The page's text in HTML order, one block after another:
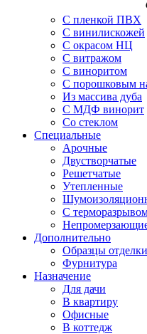
С пленкой ПВХ
С винилискожей
С окрасом НЦ
С витражом
С виноритом
С порошковым
Из массива дуба
С МДФ винорит
Со стеклом
Специальные
Арочные
Двустворчатые
Решетчатые
Утепленные
С
Дополнительно
Образцы отделки
Фурнитура
Назначение
Для дачи
В квартиру
Офисные
В коттедж